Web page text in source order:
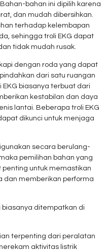
bahan ini dipilih karena
dan mudah dibersihkan.
terhadap kelembapan
sehingga troli EKG dapat
tidak mudah rusak.
dengan roda yang dapat
dari satu ruangan
EKG biasanya terbuat dari
kestabilan dan daya
lantai. Beberapa troli EKG
dikunci untuk menjaga
secara berulang-
pemilihan bahan yang
untuk memastikan
dan memberikan performa
ditempatkan di
terpenting dari peralatan
aktivitas listrik